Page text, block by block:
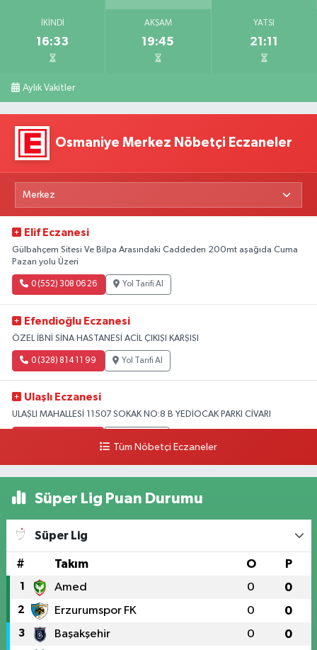
İKINDI
16:33
AKŞAM
19:45
YATSI
21:11
Aylık Vakitler
Osmaniye Merkez Nöbetçi Eczaneler
Elif Eczanesi
Gülbahçem Sitesi Ve Bilpa Arasındaki Caddeden 200mt aşağıda Cuma
Pazarı yolu Üzeri
0 (552) 308 06 26 Yol Tarifi Al
Efendioğlu Eczanesi
ÖZEL İBNİ SİNA HASTANESİ ACİL ÇIKIŞI KARŞISI
0 (328) 814 11 99 Yol Tarifi Al
Ulaşlı Eczanesi
ULAŞLI MAHALLESİ 11507 SOKAK NO:8 B YEDİOCAK PARKI CİVARI
Tüm Nöbetçi Eczaneler
Süper Lig Puan Durumu
Süper Lig
# Takım O P
1 Amed 0 0
2 Erzurumspor FK 0 0
3 Başakşehir 0 0